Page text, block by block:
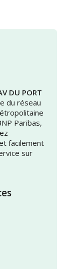
DU PORT
du réseau
Paribas,
facilement
sur